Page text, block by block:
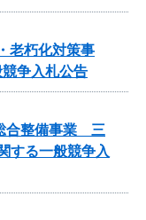
老朽化対策事
争入札公告
合整備事業 三
する一般競争入